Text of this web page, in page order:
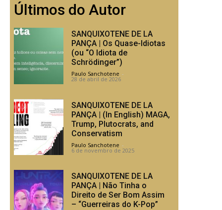
Últimos do Autor
SANQUIXOTENE DE LA
PANÇA | Os Quase-Idiotas
(ou “O Idiota de
Schrödinger”)
Paulo Sanchotene -
28 de abril de 2026
SANQUIXOTENE DE LA
PANÇA | (In English) MAGA,
Trump, Plutocrats, and
Conservatism
Paulo Sanchotene -
6 de novembro de 2025
SANQUIXOTENE DE LA
PANÇA | Não Tinha o
Direito de Ser Bom Assim
– “Guerreiras do K-Pop”